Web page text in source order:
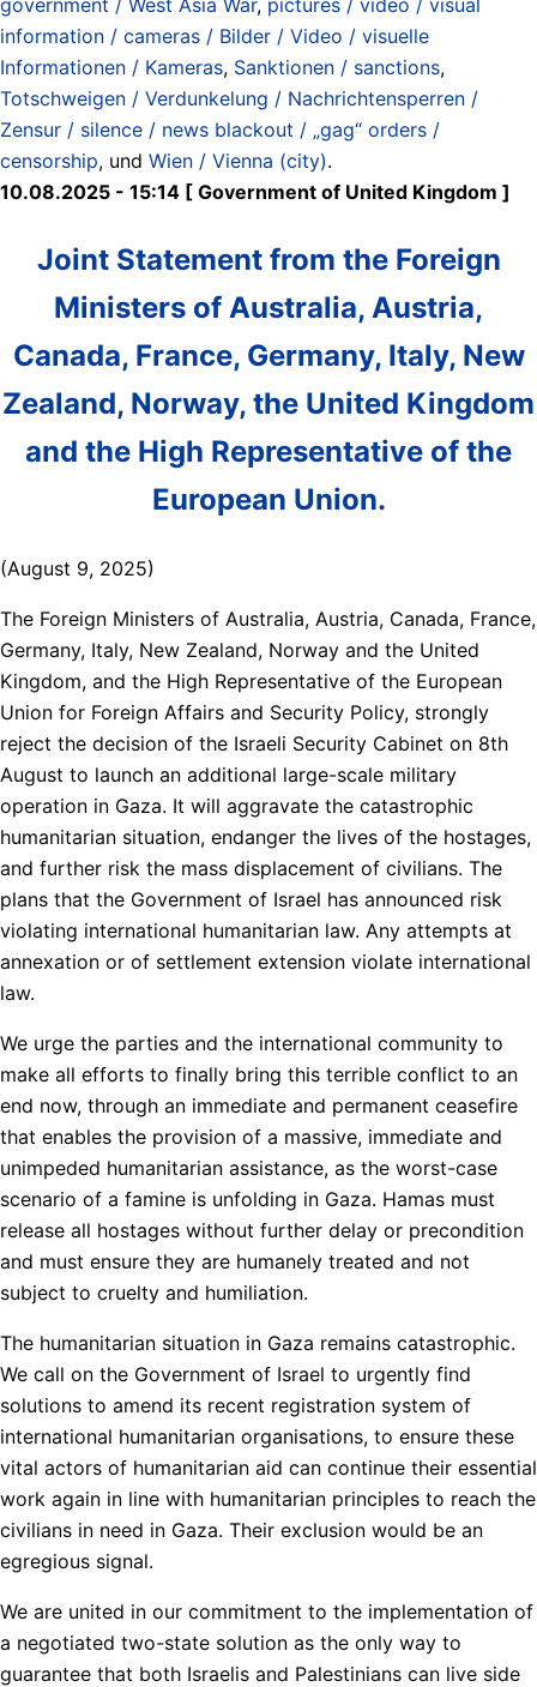
information / cameras / Bilder / Video / visuelle
Informationen / Kameras, Sanktionen / sanctions,
Totschweigen / Verdunkelung / Nachrichtensperren /
Zensur / silence / news blackout / „gag“ orders /
censorship, und Wien / Vienna (city).
10.08.2025 - 15:14 [ Government of United Kingdom ]
Joint Statement from the Foreign
Ministers of Australia, Austria,
Canada, France, Germany, Italy, New
Zealand, Norway, the United Kingdom
and the High Representative of the
European Union.
(August 9, 2025)
The Foreign Ministers of Australia, Austria, Canada, France,
Germany, Italy, New Zealand, Norway and the United
Kingdom, and the High Representative of the European
Union for Foreign Affairs and Security Policy, strongly
reject the decision of the Israeli Security Cabinet on 8th
August to launch an additional large-scale military
operation in Gaza. It will aggravate the catastrophic
humanitarian situation, endanger the lives of the hostages,
and further risk the mass displacement of civilians. The
plans that the Government of Israel has announced risk
violating international humanitarian law. Any attempts at
annexation or of settlement extension violate international
law.
We urge the parties and the international community to
make all efforts to finally bring this terrible conflict to an
end now, through an immediate and permanent ceasefire
that enables the provision of a massive, immediate and
unimpeded humanitarian assistance, as the worst-case
scenario of a famine is unfolding in Gaza. Hamas must
release all hostages without further delay or precondition
and must ensure they are humanely treated and not
subject to cruelty and humiliation.
The humanitarian situation in Gaza remains catastrophic.
We call on the Government of Israel to urgently find
solutions to amend its recent registration system of
international humanitarian organisations, to ensure these
vital actors of humanitarian aid can continue their essential
work again in line with humanitarian principles to reach the
civilians in need in Gaza. Their exclusion would be an
egregious signal.
We are united in our commitment to the implementation of
a negotiated two-state solution as the only way to
guarantee that both Israelis and Palestinians can live side